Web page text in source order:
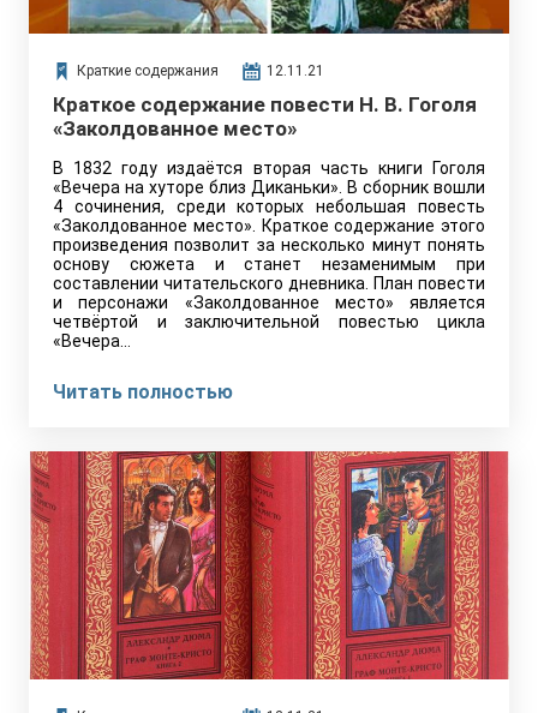
Краткие содержания 12.11.21
Краткое содержание повести Н. В. Гоголя
«Заколдованное место»
В 1832 году издаётся вторая часть книги Гоголя
«Вечера на хуторе близ Диканьки». В сборник вошли
4 сочинения, среди которых небольшая повесть
«Заколдованное место». Краткое содержание этого
произведения позволит за несколько минут понять
основу сюжета и станет незаменимым при
составлении читательского дневника. План повести
и персонажи «Заколдованное место» является
четвёртой и заключительной повестью цикла
«Вечера…
Читать полностью